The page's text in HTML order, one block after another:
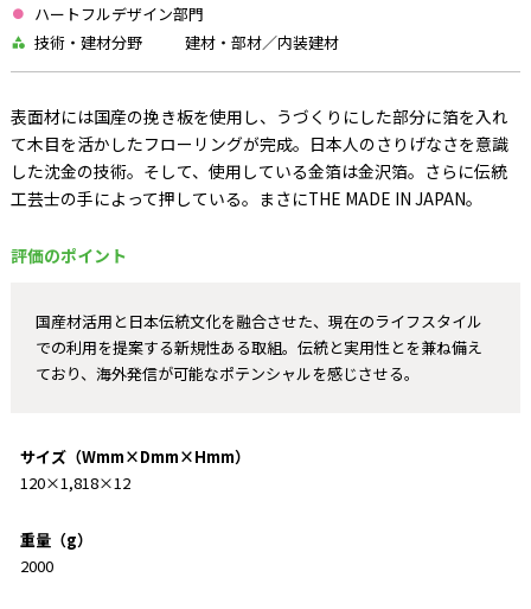
ハートフルデザイン部門
技術・建材分野
建材・部材／内装建材
表面材には国産の挽き板を使用し、うづくりにした部分に箔を入れ
て木目を活かしたフローリングが完成。日本人のさりげなさを意識
した沈金の技術。そして、使用している金箔は金沢箔。さらに伝統
工芸士の手によって押している。まさにTHE MADE IN JAPAN。
評価のポイント
国産材活用と日本伝統文化を融合させた、現在のライフスタイル
での利用を提案する新規性ある取組。伝統と実用性とを兼ね備え
ており、海外発信が可能なポテンシャルを感じさせる。
サイズ（Wmm×Dmm×Hmm）
120×1,818×12
重量（g）
2000